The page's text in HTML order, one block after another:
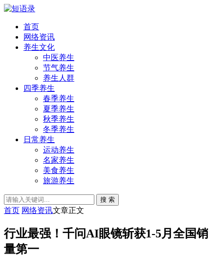
首页
网络资讯
养生文化
中医养生
节气养生
养生人群
四季养生
春季养生
夏季养生
秋季养生
冬季养生
日常养生
运动养生
名家养生
美食养生
旅游养生
搜 索
首页 网络资讯文章正文
行业最强！千问AI眼镜斩获1-5月全国销
量第一